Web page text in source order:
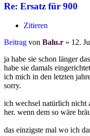
Re: Ersatz für 900
Zitieren
Beitrag von Balu.r » 12.
ja habe sie schon länger
habe sie damals
ich mich in den letzten
sorry.
ich wechsel natürlich nicht
her. wenn dem so wäre
das einzigste mal wo ich